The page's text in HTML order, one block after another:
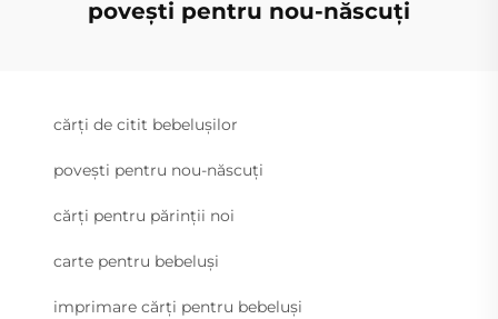
povești pentru nou-născuți
cărți de citit bebelușilor
povești pentru nou-născuți
cărți pentru părinții noi
carte pentru bebeluși
imprimare cărți pentru bebeluși